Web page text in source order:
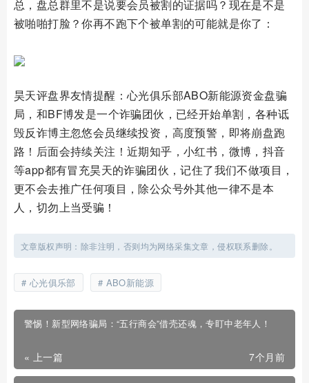
总，盘总群里不是说要会员被割的证据吗？现在是不是
被啪啪打脸？你再不跑下个被单割的可能就是你了：
昊天评盘界友情提醒：心光俱乐部ABO新能源资金盘骗
局，和BF博发是一个诈骗团伙，已经开始单割，各种诋
毁反诈博主忽悠会员继续投资，高度预警，即将崩盘跑
路！后面会持续关注！近期知乎，小红书，微博，抖音
等app都有冒充昊天的诈骗团伙，记住了我们不做项目，
更不会去推广任何项目，除公众号外其他一律不是本
人，切勿上当受骗！
文章版权声明：除非注明，否则均为网络采集文章，侵权联系删除。
心光俱乐部 ABO新能源
警惕！新型网络骗局：“五行商会”借壳还魂，专盯中老年人！
« 上一篇 7个月前